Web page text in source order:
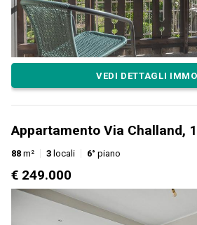
VEDI DETTAGLI
Appartamento Via Challand,
88 m² 3 locali 6° piano
€ 249.000